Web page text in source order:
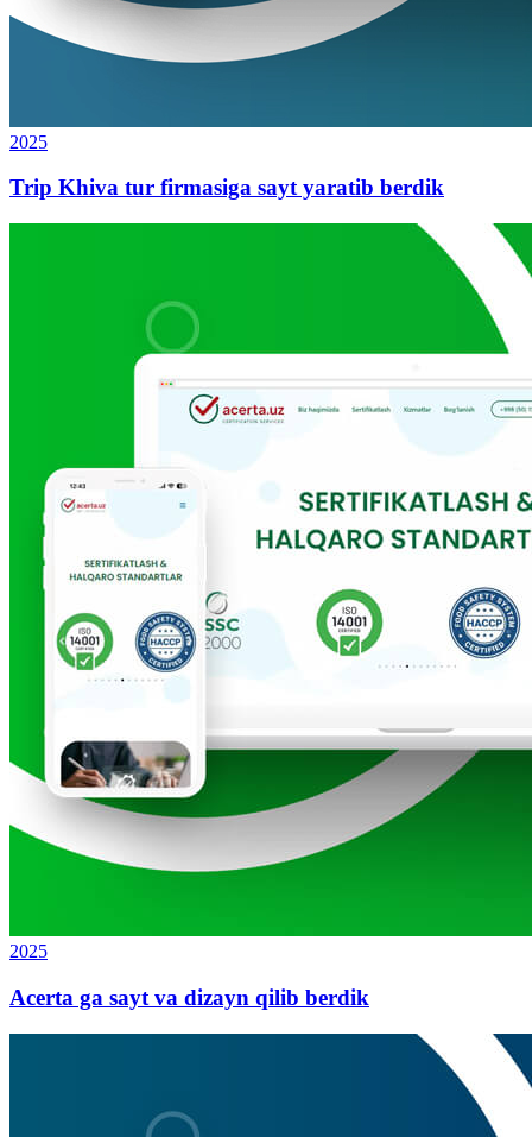
2025
Trip Khiva tur firmasiga sayt yaratib berdik
2025
Acerta ga sayt va dizayn qilib berdik